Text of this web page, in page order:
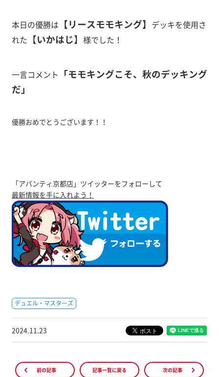
本日の優勝は 【リースモモキング】 デッキを使用さ
れた 【いかはじ】 様でした！
一言コメント 「モモキングこそ、秋のデッキング
だ」
優勝おめでとうございます！！
「アバンティ京都店」ツイッターをフォローして
最新情報を手に入れよう！
デュエル・マスターズ
2024.11.23
前の記事 記事一覧に戻る 次の記事